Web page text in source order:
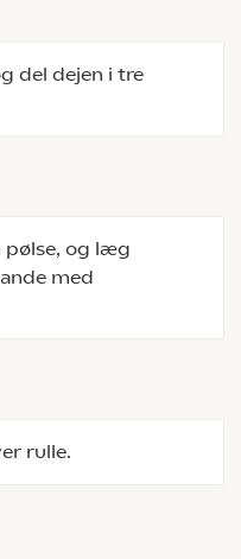
del dejen i tre
pølse, og læg
med
rulle.